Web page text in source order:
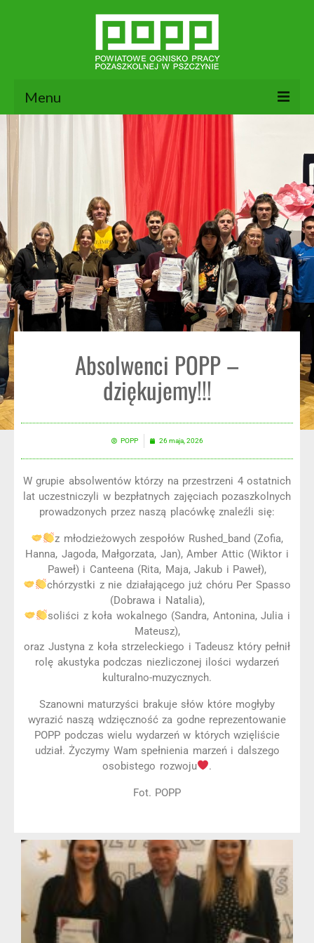
Menu
Zajęcia
Kontakt
BIP
Absolwenci POPP –
dziękujemy!!!
POPP 26 maja, 2026
W grupie absolwentów którzy na przestrzeni 4 ostatnich
lat uczestniczyli w bezpłatnych zajęciach pozaszkolnych
prowadzonych przez naszą placówkę znaleźli się:
z młodzieżowych zespołów Rushed_band (Zofia,
Hanna, Jagoda, Małgorzata, Jan), Amber Attic (Wiktor i
Paweł) i Canteena (Rita, Maja, Jakub i Paweł),
chórzystki z nie działającego już chóru Per Spasso
(Dobrawa i Natalia),
soliści z koła wokalnego (Sandra, Antonina, Julia i
Mateusz),
oraz Justyna z koła strzeleckiego i Tadeusz który pełnił
rolę akustyka podczas niezliczonej ilości wydarzeń
kulturalno-muzycznych.
Szanowni maturzyści brakuje słów które mogłyby
wyrazić naszą wdzięczność za godne reprezentowanie
POPP podczas wielu wydarzeń w których wzięliście
udział. Życzymy Wam spełnienia marzeń i dalszego
osobistego rozwoju
.
Fot. POPP